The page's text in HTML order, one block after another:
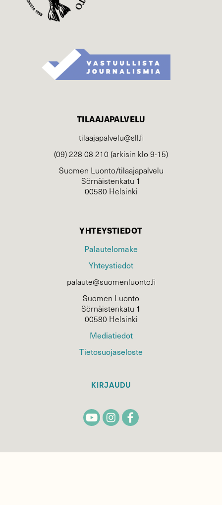
TILAAJAPALVELU
tilaajapalvelu@sll.fi
(09) 228 08 210 (arkisin klo 9-15)
Suomen Luonto/tilaajapalvelu
Sörnäistenkatu 1
00580 Helsinki
YHTEYSTIEDOT
Palautelomake
Yhteystiedot
palaute@suomenluonto.fi
Suomen Luonto
Sörnäistenkatu 1
00580 Helsinki
Mediatiedot
Tietosuojaseloste
KIRJAUDU